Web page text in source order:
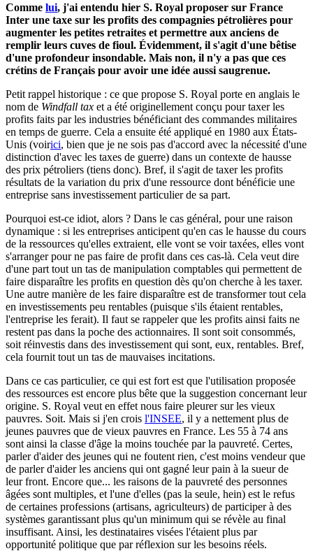
Comme lui, j'ai entendu hier S. Royal proposer sur France
Inter une taxe sur les profits des compagnies pétrolières pour
augmenter les petites retraites et permettre aux anciens de
remplir leurs cuves de fioul. Évidemment, il s'agit d'une bêtise
d'une profondeur insondable. Mais non, il n'y a pas que ces
crétins de Français pour avoir une idée aussi saugrenue.
Petit rappel historique : ce que propose S. Royal porte en anglais le
nom de Windfall tax et a été originellement conçu pour taxer les
profits faits par les industries bénéficiant des commandes militaires
en temps de guerre. Cela a ensuite été appliqué en 1980 aux États-
Unis (voirici, bien que je ne sois pas d'accord avec la nécessité d'une
distinction d'avec les taxes de guerre) dans un contexte de hausse
des prix pétroliers (tiens donc). Bref, il s'agit de taxer les profits
résultats de la variation du prix d'une ressource dont bénéficie une
entreprise sans investissement particulier de sa part.
Pourquoi est-ce idiot, alors ? Dans le cas général, pour une raison
dynamique : si les entreprises anticipent qu'en cas le hausse du cours
de la ressources qu'elles extraient, elle vont se voir taxées, elles vont
s'arranger pour ne pas faire de profit dans ces cas-là. Cela veut dire
d'une part tout un tas de manipulation comptables qui permettent de
faire disparaître les profits en question dès qu'on cherche à les taxer.
Une autre manière de les faire disparaître est de transformer tout cela
en investissements peu rentables (puisque s'ils étaient rentables,
l'entreprise les ferait). Il faut se rappeler que les profits ainsi faits ne
restent pas dans la poche des actionnaires. Il sont soit consommés,
soit réinvestis dans des investissement qui sont, eux, rentables. Bref,
cela fournit tout un tas de mauvaises incitations.
Dans ce cas particulier, ce qui est fort est que l'utilisation proposée
des ressources est encore plus bête que la suggestion concernant leur
origine. S. Royal veut en effet nous faire pleurer sur les vieux
pauvres. Soit. Mais si j'en crois l'INSEE, il y a nettement plus de
jeunes pauvres que de vieux pauvres en France. Les 55 à 74 ans
sont ainsi la classe d'âge la moins touchée par la pauvreté. Certes,
parler d'aider des jeunes qui ne foutent rien, c'est moins vendeur que
de parler d'aider les anciens qui ont gagné leur pain à la sueur de
leur front. Encore que... les raisons de la pauvreté des personnes
âgées sont multiples, et l'une d'elles (pas la seule, hein) est le refus
de certaines professions (artisans, agriculteurs) de participer à des
systèmes garantissant plus qu'un minimum qui se révèle au final
insuffisant. Ainsi, les destinataires visées l'étaient plus par
opportunité politique que par réflexion sur les besoins réels.